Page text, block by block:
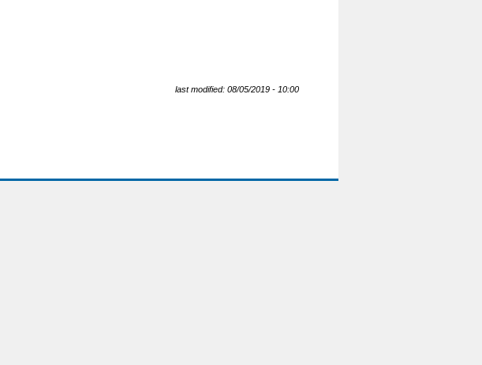
last modified: 08/05/2019 - 10:00